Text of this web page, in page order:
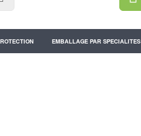
EMBALLAGE PAR SPECIALITES